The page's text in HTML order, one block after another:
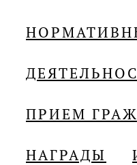
ПРИЕМ
НАГРАДЫ